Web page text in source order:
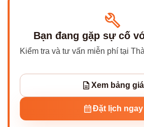
Bạn đang gặp sự cố
Kiểm tra và tư vấn miễn phí tại
Xem bảng giá
Đặt lịch ngay